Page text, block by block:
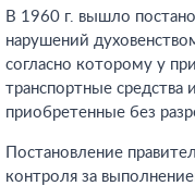
В 1960 г. вышло
нарушений
согласно которому у
транспортные средства
приобретенные без
Постановление
контроля за